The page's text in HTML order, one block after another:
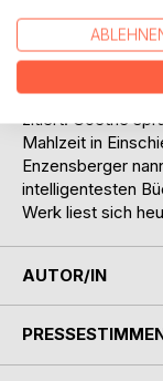
Erzählers, der
sein Herr ist an
und wohl nur mit
vergleichen – den
zitiert. Goethe
Mahlzeit in
Enzensberger
intelligentesten
Werk liest sich
AUTOR/IN